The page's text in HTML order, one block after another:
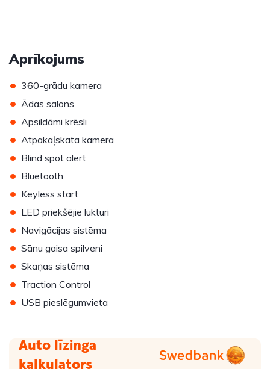
Aprīkojums
• 360-grādu kamera
• Ādas salons
• Apsildāmi krēsli
• Atpakaļskata kamera
• Blind spot alert
• Bluetooth
• Keyless start
• LED priekšējie lukturi
• Navigācijas sistēma
• Sānu gaisa spilveni
• Skaņas sistēma
• Traction Control
• USB pieslēgumvieta